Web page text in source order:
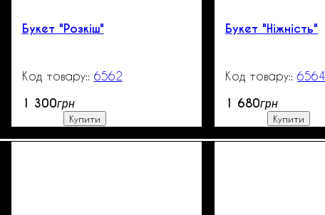
Букет "Розкіш"
6562
1 300грн
Купити
Букет "Ніжність"
6564
1 680грн
Купити